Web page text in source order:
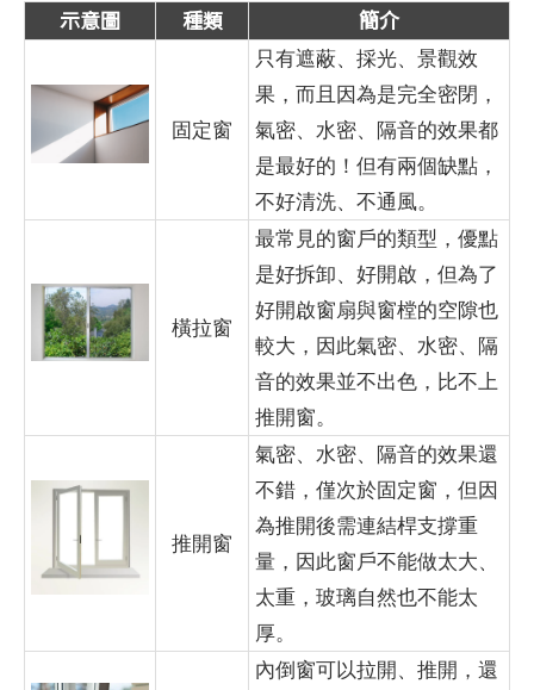
示意圖 種類 簡介
固定窗
只有遮蔽、採光、景觀效
果，而且因為是完全密閉，
氣密、水密、隔音的效果都
是最好的！但有兩個缺點，
不好清洗、不通風。
橫拉窗
最常見的窗戶的類型，優點
是好拆卸、好開啟，但為了
好開啟窗扇與窗樘的空隙也
較大，因此氣密、水密、隔
音的效果並不出色，比不上
推開窗。
推開窗
氣密、水密、隔音的效果還
不錯，僅次於固定窗，但因
為推開後需連結桿支撐重
量，因此窗戶不能做太大、
太重，玻璃自然也不能太
厚。
內倒窗可以拉開、推開，還